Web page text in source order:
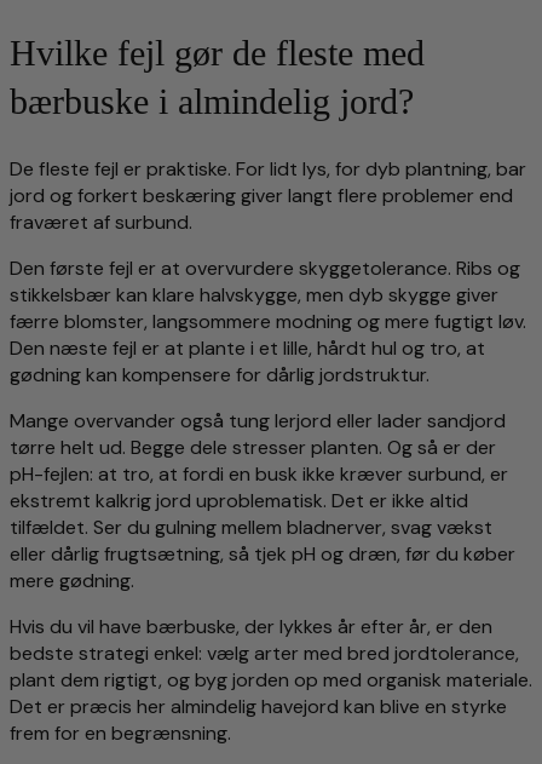
Hvilke fejl gør de fleste med
bærbuske i almindelig jord?
De fleste fejl er praktiske. For lidt lys, for dyb plantning, bar
jord og forkert beskæring giver langt flere problemer end
fraværet af surbund.
Den første fejl er at overvurdere skyggetolerance. Ribs og
stikkelsbær kan klare halvskygge, men dyb skygge giver
færre blomster, langsommere modning og mere fugtigt løv.
Den næste fejl er at plante i et lille, hårdt hul og tro, at
gødning kan kompensere for dårlig jordstruktur.
Mange overvander også tung lerjord eller lader sandjord
tørre helt ud. Begge dele stresser planten. Og så er der
pH-fejlen: at tro, at fordi en busk ikke kræver surbund, er
ekstremt kalkrig jord uproblematisk. Det er ikke altid
tilfældet. Ser du gulning mellem bladnerver, svag vækst
eller dårlig frugtsætning, så tjek pH og dræn, før du køber
mere gødning.
Hvis du vil have bærbuske, der lykkes år efter år, er den
bedste strategi enkel: vælg arter med bred jordtolerance,
plant dem rigtigt, og byg jorden op med organisk materiale.
Det er præcis her almindelig havejord kan blive en styrke
frem for en begrænsning.